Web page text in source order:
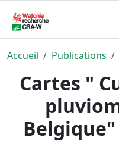
Accueil Publications
Cartes "
Belgique"